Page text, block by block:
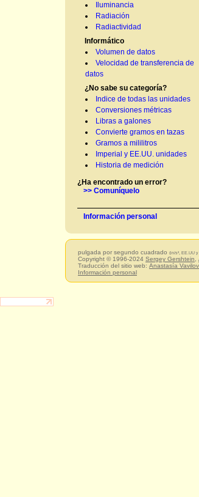
Iluminancia
Radiación
Radiactividad
Informático
Volumen de datos
Velocidad de transferencia de
datos
¿No sabe su categoría?
Indice de todas las unidades
Conversiones métricas
Libras a galones
Convierte gramos en tazas
Gramos a mililitros
Imperial y EE.UU. unidades
Historia de medición
¿Ha encontrado un error?
>> Comuníquelo
Información personal
pulgada por segundo cuadrado (in/s², EE.UU
Copyright © 1996-2024 Sergey Gershtein
Traducción del sitio web: Anastasía
Información personal